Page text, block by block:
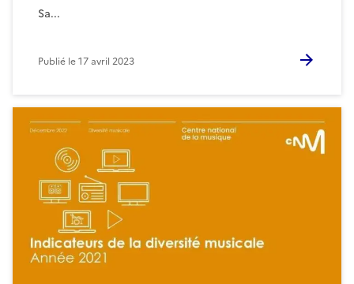
Sa...
Publié le17 avril 2023